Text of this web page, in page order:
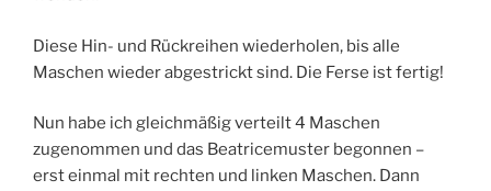
Diese Hin- und Rückreihen wiederholen, bis alle
Maschen wieder abgestrickt sind. Die Ferse ist fertig!
Nun habe ich gleichmäßig verteilt 4 Maschen
zugenommen und das Beatricemuster begonnen –
erst einmal mit rechten und linken Maschen. Dann